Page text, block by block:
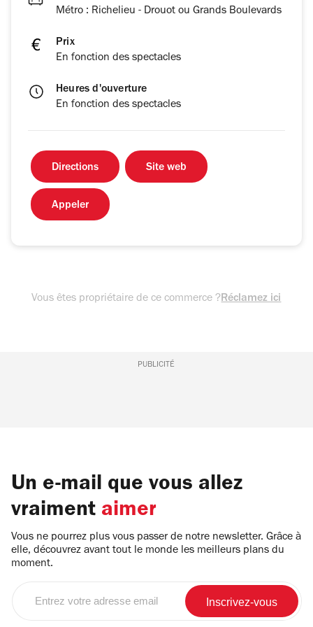
Métro : Richelieu - Drouot ou Grands Boulevards
Prix
En fonction des spectacles
Heures d'ouverture
En fonction des spectacles
Directions Site web
Appeler
Vous êtes propriétaire de ce commerce ?Réclamez ici
PUBLICITÉ
Un e-mail que vous allez
vraiment aimer
Vous ne pourrez plus vous passer de notre newsletter. Grâce à
elle, découvrez avant tout le monde les meilleurs plans du
moment.